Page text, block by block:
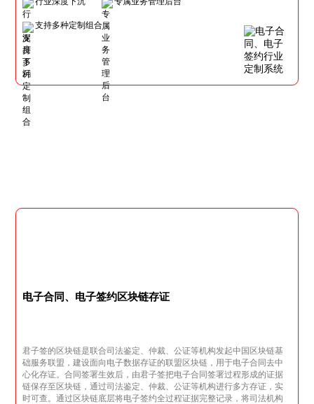
支持多种定制组合
电子合同、电子签约区块链存证
君子签的区块链是联合司法鉴定、仲裁、公证等机构发起中国区块链基
础服务联盟，建设面向电子数据存证的联盟区块链，用于电子合同去中
心化存证。合同签署生效后，由君子签把电子合同签署过程形成的证据
链保存至区块链，通过司法鉴定、仲裁、公证等机构进行多方存证，实
时可查。通过区块链底层将电子签约全过程证据完整记录，将司法机构